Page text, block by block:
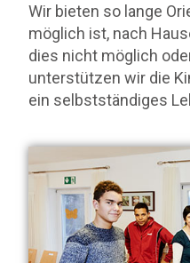
Wir bieten so lange
möglich ist, nach
dies nicht möglich
unterstützen wir die
ein selbstständiges